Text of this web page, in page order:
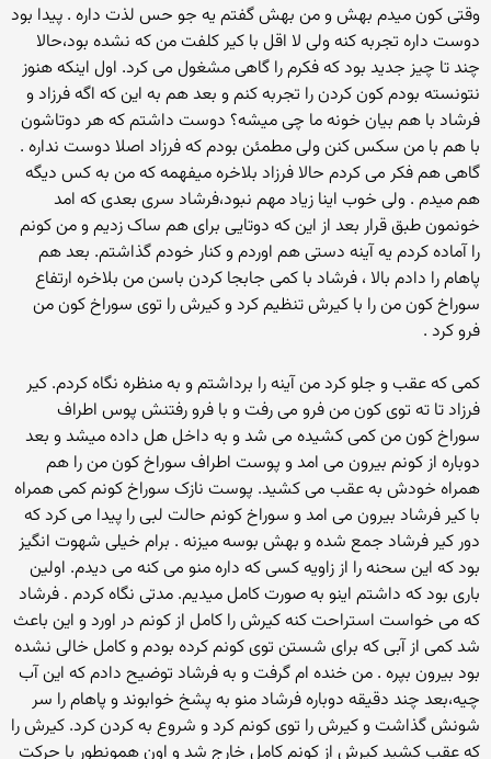
وقتی کون میدم بهش و من بهش گفتم یه جو حس لذت داره . پیدا بود
دوست داره تجربه کنه ولی لا اقل با کیر کلفت من که نشده بود،حالا
چند تا چیز جدید بود که فکرم را گاهی مشغول می کرد. اول اینکه هنوز
نتونسته بودم کون کردن را تجربه کنم و بعد هم به این که اگه فرزاد و
فرشاد با هم بیان خونه ما چی میشه؟ دوست داشتم که هر دوتاشون
با هم با من سکس کنن ولی مطمئن بودم که فرزاد اصلا دوست نداره .
گاهی هم فکر می کردم حالا فرزاد بلاخره میفهمه که من به کس دیگه
هم میدم . ولی خوب اینا زیاد مهم نبود،فرشاد سری بعدی که امد
خونمون طبق قرار بعد از این که دوتایی برای هم ساک زدیم و من کونم
را آماده کردم یه آینه دستی هم اوردم و کنار خودم گذاشتم. بعد هم
پاهام را دادم بالا ، فرشاد با کمی جابجا کردن باسن من بلاخره ارتفاع
سوراخ کون من را با کیرش تنظیم کرد و کیرش را توی سوراخ کون من
فرو کرد .
کمی که عقب و جلو کرد من آینه را برداشتم و به منظره نگاه کردم. کیر
فرزاد تا ته توی کون من فرو می رفت و با فرو رفتنش پوس اطراف
سوراخ کون من کمی کشیده می شد و به داخل هل داده میشد و بعد
دوباره از کونم بیرون می امد و پوست اطراف سوراخ کون من را هم
همراه خودش به عقب می کشید. پوست نازک سوراخ کونم کمی همراه
با کیر فرشاد بیرون می امد و سوراخ کونم حالت لبی را پیدا می کرد که
دور کیر فرشاد جمع شده و بهش بوسه میزنه . برام خیلی شهوت انگیز
بود که این سحنه را از زاویه کسی که داره منو می کنه می دیدم. اولین
باری بود که داشتم اینو به صورت کامل میدیم. مدتی نگاه کردم . فرشاد
که می خواست استراحت کنه کیرش را کامل از کونم در اورد و این باعث
شد کمی از آبی که برای شستن توی کونم کرده بودم و کامل خالی نشده
بود بیرون بپره . من خنده ام گرفت و به فرشاد توضیح دادم که این آب
چیه،بعد چند دقیقه دوباره فرشاد منو به پشخ خوابوند و پاهام را سر
شونش گذاشت و کیرش را توی کونم کرد و شروع به کردن کرد. کیرش را
که عقب کشید کیرش از کونم کامل خارج شد و اون همونطور با حرکت